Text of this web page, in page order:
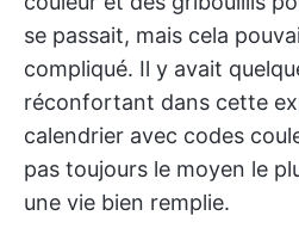
se passait, mais cela
compliqué. Il y avait
réconfortant dans cette
calendrier avec codes
pas toujours le moyen le
une vie bien remplie.